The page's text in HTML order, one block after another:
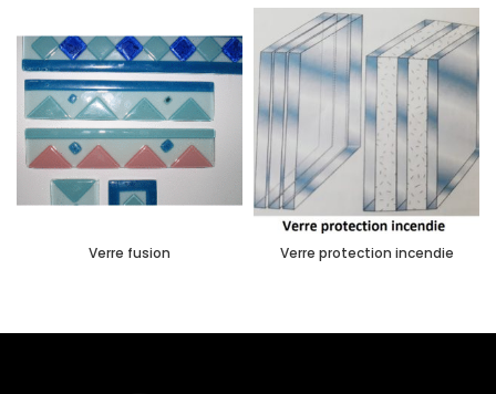
Verre fusion Verre protection incendie